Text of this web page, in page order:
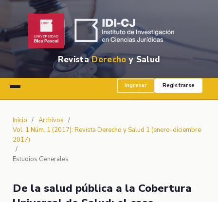
RevistaDerecho y Salud
Ingresar Registrarse
Inicio / Archivos /
Vol. 1 Núm. 1 (2017): Revista Derecho y Salud 1 (enero-diciembre
2017)
/
Estudios Generales
De la salud pública a la Cobertura